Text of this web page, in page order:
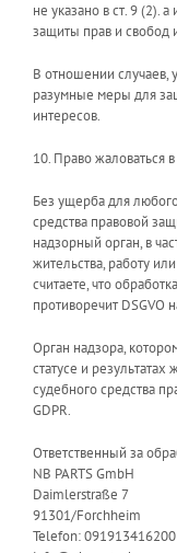
не указано в ст. 9 (2).
защиты прав и свобод
В отношении случаев,
разумные меры для
интересов.
10. Право жаловаться
Без ущерба для
средства правовой
надзорный орган, в
жительства, работу
считаете, что
противоречит DSGVO
Орган надзора,
статусе и
судебного средства
GDPR.
Ответственный за
NB PARTS GmbH
Daimlerstraße 7
91301/Forchheim
Telefon: 091913416200